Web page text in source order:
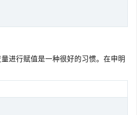
进行赋值是一种很好的习惯。在申明